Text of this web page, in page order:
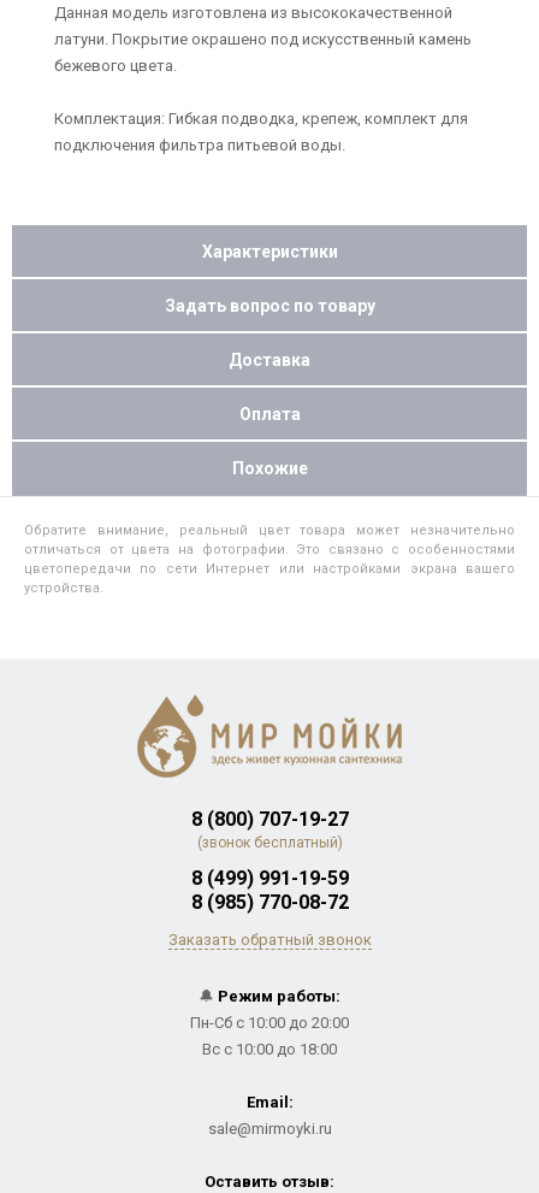
Данная модель изготовлена из высококачественной
латуни. Покрытие окрашено под искусственный камень
бежевого цвета.
Комплектация: Гибкая подводка, крепеж, комплект для
подключения фильтра питьевой воды.
Характеристики
Задать вопрос по товару
Доставка
Оплата
Похожие
Обратите внимание, реальный цвет товара может незначительно
отличаться от цвета на фотографии. Это связано с особенностями
цветопередачи по сети Интернет или настройками экрана вашего
устройства.
8 (800) 707-19-27
(звонок бесплатный)
8 (499) 991-19-59
8 (985) 770-08-72
Заказать обратный звонок
🔔 Режим работы:
Пн-Сб с 10:00 до 20:00
Вс с 10:00 до 18:00
Email:
sale@mirmoyki.ru
Оставить отзыв: